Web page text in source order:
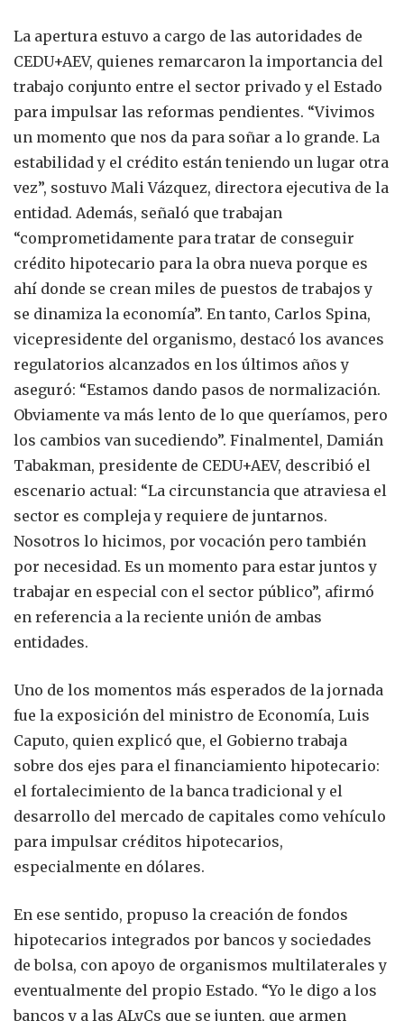
La apertura estuvo a cargo de las autoridades de
CEDU+AEV, quienes remarcaron la importancia del
trabajo conjunto entre el sector privado y el Estado
para impulsar las reformas pendientes. “Vivimos
un momento que nos da para soñar a lo grande. La
estabilidad y el crédito están teniendo un lugar otra
vez”, sostuvo Mali Vázquez, directora ejecutiva de la
entidad. Además, señaló que trabajan
“comprometidamente para tratar de conseguir
crédito hipotecario para la obra nueva porque es
ahí donde se crean miles de puestos de trabajos y
se dinamiza la economía”. En tanto, Carlos Spina,
vicepresidente del organismo, destacó los avances
regulatorios alcanzados en los últimos años y
aseguró: “Estamos dando pasos de normalización.
Obviamente va más lento de lo que queríamos, pero
los cambios van sucediendo”. Finalmentel, Damián
Tabakman, presidente de CEDU+AEV, describió el
escenario actual: “La circunstancia que atraviesa el
sector es compleja y requiere de juntarnos.
Nosotros lo hicimos, por vocación pero también
por necesidad. Es un momento para estar juntos y
trabajar en especial con el sector público”, afirmó
en referencia a la reciente unión de ambas
entidades.
Uno de los momentos más esperados de la jornada
fue la exposición del ministro de Economía, Luis
Caputo, quien explicó que, el Gobierno trabaja
sobre dos ejes para el financiamiento hipotecario:
el fortalecimiento de la banca tradicional y el
desarrollo del mercado de capitales como vehículo
para impulsar créditos hipotecarios,
especialmente en dólares.
En ese sentido, propuso la creación de fondos
hipotecarios integrados por bancos y sociedades
de bolsa, con apoyo de organismos multilaterales y
eventualmente del propio Estado. “Yo le digo a los
bancos y a las ALyCs que se junten, que armen